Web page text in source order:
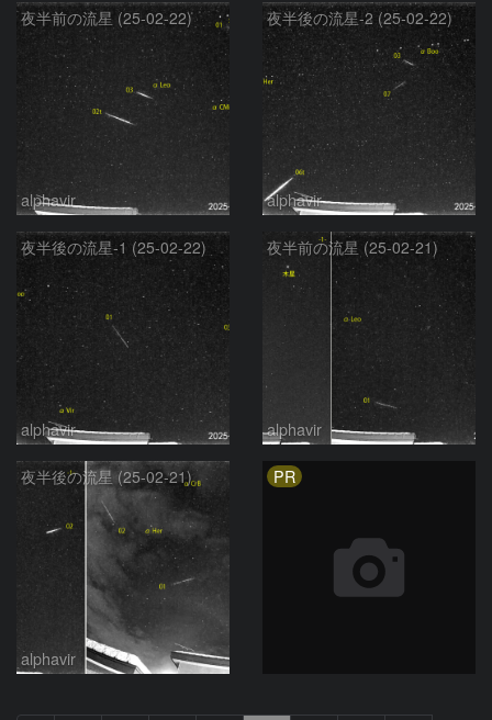
夜半前の流星 (25-02-22)
alphavir
夜半後の流星-2 (25-02-22)
alphavir
夜半後の流星-1 (25-02-22)
alphavir
夜半前の流星 (25-02-21)
alphavir
夜半後の流星 (25-02-21)
alphavir
PR